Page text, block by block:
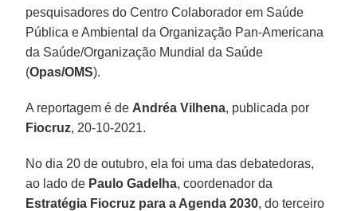
pesquisadores do Centro Colaborador em Saúde
Pública e Ambiental da Organização Pan-Americana
da Saúde/Organização Mundial da Saúde
(Opas/OMS).
A reportagem é de Andréa Vilhena, publicada por
Fiocruz, 20-10-2021.
No dia 20 de outubro, ela foi uma das debatedoras,
ao lado de Paulo Gadelha, coordenador da
Estratégia Fiocruz para a Agenda 2030, do terceiro